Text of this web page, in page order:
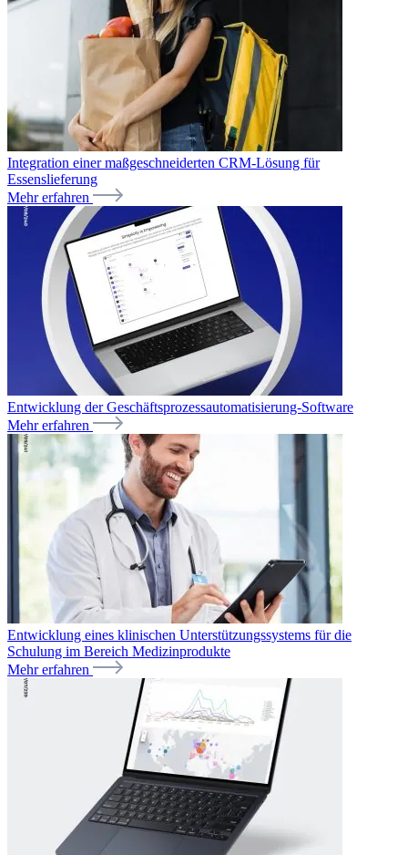
Integration einer maßgeschneiderten CRM-Lösung für
Essenslieferung
Mehr erfahren
Entwicklung der Geschäftsprozessautomatisierung-Software
Mehr erfahren
Entwicklung eines klinischen Unterstützungssystems für die
Schulung im Bereich Medizinprodukte
Mehr erfahren